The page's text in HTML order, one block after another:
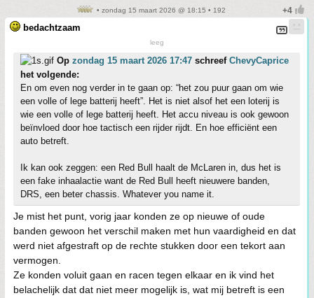
• zondag 15 maart 2026 @ 18:15 • 192
bedachtzaam
leeg
Op zondag 15 maart 2026 17:47 schreef ChevyCaprice
het volgende:
En om even nog verder in te gaan op: “het zou puur gaan om wie
een volle of lege batterij heeft”. Het is niet alsof het een loterij is
wie een volle of lege batterij heeft. Het accu niveau is ook gewoon
beïnvloed door hoe tactisch een rijder rijdt. En hoe efficiënt een
auto betreft.
Ik kan ook zeggen: een Red Bull haalt de McLaren in, dus het is
een fake inhaalactie want de Red Bull heeft nieuwere banden,
DRS, een beter chassis. Whatever you name it.
Je mist het punt, vorig jaar konden ze op nieuwe of oude
banden gewoon het verschil maken met hun vaardigheid en dat
werd niet afgestraft op de rechte stukken door een tekort aan
vermogen.
Ze konden voluit gaan en racen tegen elkaar en ik vind het
belachelijk dat dat niet meer mogelijk is, wat mij betreft is een